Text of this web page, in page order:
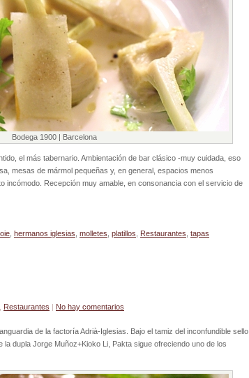
Bodega 1900 | Barcelona
el más tabernario. Ambientación de bar clásico -muy cuidada, eso
mesas de mármol pequeñas y, en general, espacios menos
incómodo. Recepción muy amable, en consonancia con el servicio de
hermanos iglesias molletes platillos Restaurantes tapas
Restaurantes | No hay comentarios
de la factoría Adrià-Iglesias. Bajo el tamiz del inconfundible sello
la dupla Jorge Muñoz+Kioko Li, Pakta sigue ofreciendo uno de los